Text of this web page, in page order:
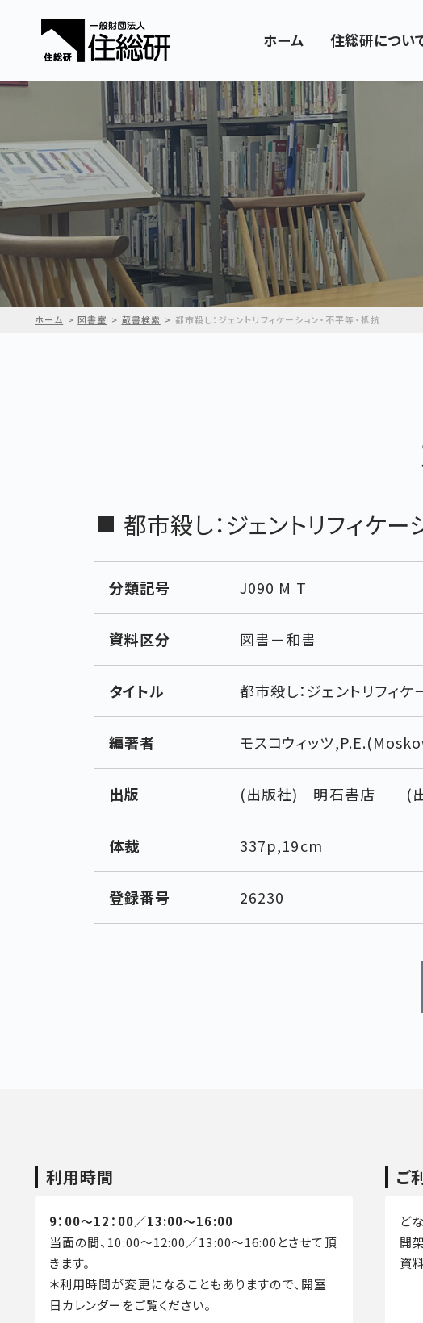
ホーム 住総研につい
ホーム 図書室 蔵書検索 都市殺し：ジェントリフィケーション・不平等・抵抗
都市殺し：ジェントリフィケー
分類記号 J090 M T
資料区分 図書－和書
タイトル 都市殺し：ジェントリフィケ
編著者 モスコウィッツ
出版 (出版社) 明石書店 (
体裁 337p,19cm
登録番号 26230
利用時間
9：00～12：00／13:00～16:00
当面の間、10:00～12:00／13:00～16:00とさせて頂
きます。
＊利用時間が変更になることもありますので、開室
日カレンダーをご覧ください。
ご
ど
開
資